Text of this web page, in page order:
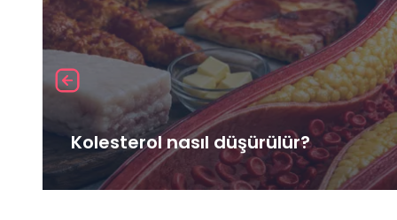
Kolesterol nasıl düşürülür?